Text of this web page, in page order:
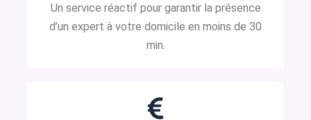
Un service réactif pour garantir la présence
d’un expert à votre domicile en moins de 30
min.